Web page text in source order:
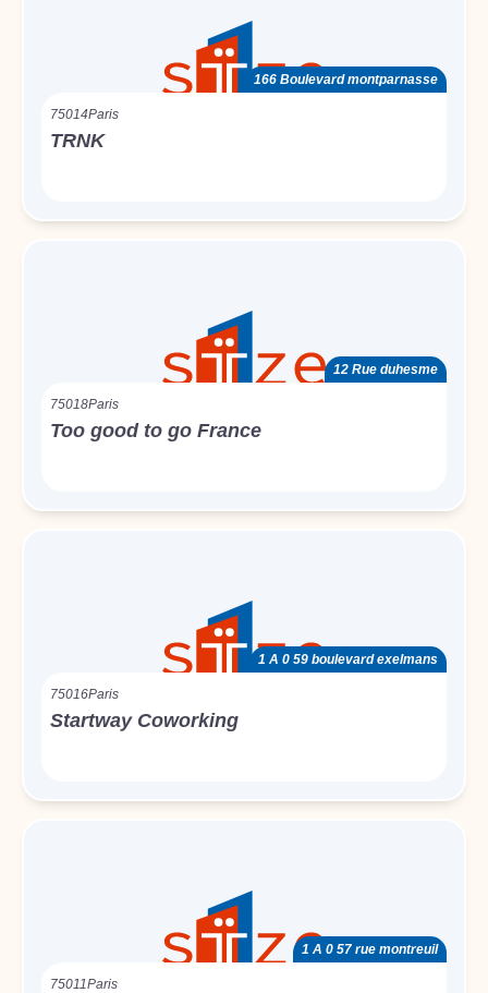
166 Boulevard montparnasse
75014Paris
TRNK
12 Rue duhesme
75018Paris
Too good to go France
1 A 0 59 boulevard exelmans
75016Paris
Startway Coworking
1 A 0 57 rue montreuil
75011Paris